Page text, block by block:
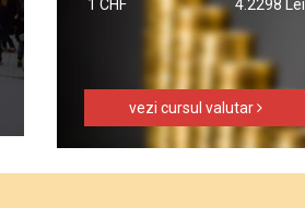
1 CHF
4.2298 Lei
vezi cursul valutar